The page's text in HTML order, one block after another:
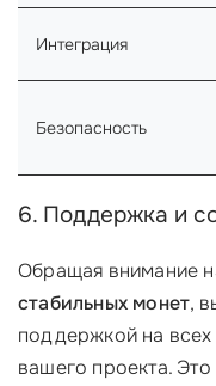
Интеграция
Безопасность
6. Поддержка и
Обращая внимание
стабильных монет,
поддержкой на всех
вашего проекта. Это